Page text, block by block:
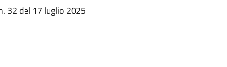
32 del 17 luglio 2025